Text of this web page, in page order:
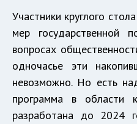
Участники круглого
мер государственной
вопросах
одночасье эти
невозможно. Но есть
программа в области
разработана до 2024